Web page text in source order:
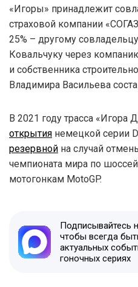
«Игоры» принадлежит
страховой компании
25% – другому
Ковальчуку через
и собственника
Владимира Васильева
В 2021 году трасса «Игора
открытия немецкой серии
резервной на случай
чемпионата мира по
мотогонкам MotoGP.
Подписывайтесь
чтобы всегда
актуальных
гоночных сериях